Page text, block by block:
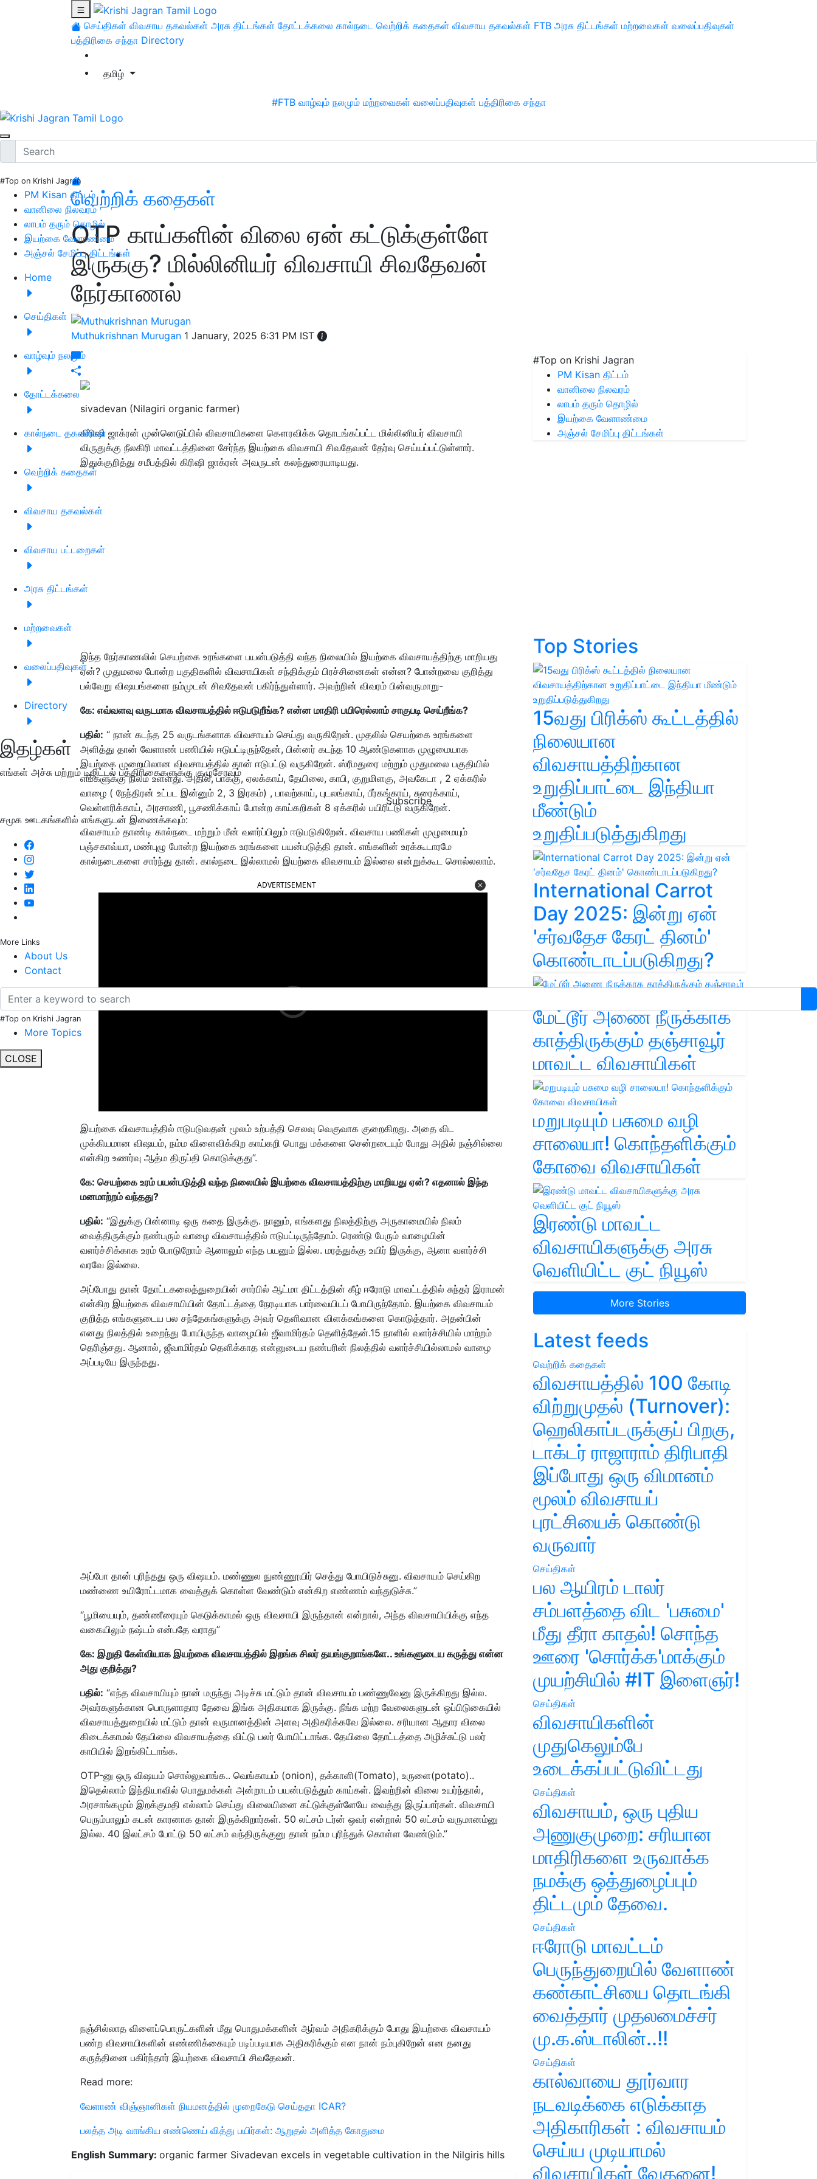
செய்திகள் விவசாய தகவல்கள் அரசு திட்டங்கள் தோட்டக்கலை கால்நடை வெற்றிக் கதைகள் விவசாய தகவல்கள் FTB அரசு திட்டங்கள் மற்றவைகள் வலைப்பதிவுகள்
பத்திரிகை சந்தா Directory
தமிழ்
#FTB வாழ்வும் நலமும் மற்றவைகள் வலைப்பதிவுகள் பத்திரிகை சந்தா
#Top on Krishi Jagran
PM Kisan திட்டம்
வானிலை நிலவரம்
லாபம் தரும் தொழில்
இயற்கை வேளாண்மை
அஞ்சல் சேமிப்பு திட்டங்கள்
Home
செய்திகள்
வாழ்வும் நலமும்
தோட்டக்கலை
கால்நடை தகவல்கள்
வெற்றிக் கதைகள்
விவசாய தகவல்கள்
விவசாய பட்டறைகள்
அரசு திட்டங்கள்
மற்றவைகள்
வலைப்பதிவுகள்
Directory
இதழ்கள்
எங்கள் அச்சு மற்றும் டிஜிட்டல் பத்திரிகைகளுக்கு குழுசேரவும்
Subscribe
சமூக ஊடகங்களில் எங்களுடன் இணைக்கவும்:
More Links
About Us
Contact
#Top on Krishi Jagran
More Topics
CLOSE
வெற்றிக் கதைகள்
OTP காய்களின் விலை ஏன் கட்டுக்குள்ளே
இருக்கு? மில்லினியர் விவசாயி சிவதேவன்
நேர்காணல்
Muthukrishnan Murugan 1 January, 2025 6:31 PM IST
sivadevan (Nilagiri organic farmer)
கிரிஷி ஜாக்ரன் முன்னெடுப்பில் விவசாயிகளை கௌரவிக்க தொடங்கப்பட்ட மில்லினியர் விவசாயி
விருதுக்கு நீலகிரி மாவட்டத்தினை சேர்ந்த இயற்கை விவசாயி சிவதேவன் தேர்வு செய்யப்பட்டுள்ளார்.
இதுக்குறித்து சமீபத்தில் கிரிஷி ஜாக்ரன் அவருடன் கலந்துரையாடியது.
இந்த நேர்காணலில் செயற்கை உரங்களை பயன்படுத்தி வந்த நிலையில் இயற்கை விவசாயத்திற்கு மாறியது
ஏன்? முதுமலை போன்ற பகுதிகளில் விவசாயிகள் சந்திக்கும் பிரச்சினைகள் என்ன? போன்றவை குறித்து
பல்வேறு விஷயங்களை நம்முடன் சிவதேவன் பகிர்ந்துள்ளார். அவற்றின் விவரம் பின்வருமாறு-
கே: எவ்வளவு வருடமாக விவசாயத்தில் ஈடுபடுறீங்க? என்ன மாதிரி பயிரெல்லாம் சாகுபடி செய்றீங்க?
பதில்: “ நான் கடந்த 25 வருடங்களாக விவசாயம் செய்து வருகிறேன். முதலில் செயற்கை உரங்களை
அளித்து தான் வேளாண் பணியில் ஈடுபட்டிருந்தேன், பின்னர் கடந்த 10 ஆண்டுகளாக முழுமையாக
இயற்கை முறையிலான விவசாயத்தில் தான் ஈடுபட்டு வருகிறேன். ஸ்ரீமதுரை மற்றும் முதுமலை பகுதியில்
எங்களுக்கு நிலம் உள்ளது. அதில், பாக்கு, ஏலக்காய், தேயிலை, காபி, குறுமிளகு, அவகேடா , 2 ஏக்கரில்
வாழை ( நேந்திரன் உட்பட இன்னும் 2, 3 இரகம்) , பாவற்காய், புடலங்காய், பீர்கங்காய், சுரைக்காய்,
வெள்ளரிக்காய், அரசாணி, பூசணிக்காய் போன்ற காய்கறிகள் 8 ஏக்கரில் பயிரிட்டு வருகிறேன்.
விவசாயம் தாண்டி கால்நடை மற்றும் மீன் வளர்ப்பிலும் ஈடுபடுகிறேன். விவசாய பணிகள் முழுமையும்
பஞ்சகாவ்யா, மண்புழு போன்ற இயற்கை உரங்களை பயன்படுத்தி தான். எங்களின் உரக்கூடாரமே
கால்நடைகளை சார்ந்து தான். கால்நடை இல்லாமல் இயற்கை விவசாயம் இல்லை என்றுக்கூட சொல்லலாம்.
ADVERTISEMENT
இயற்கை விவசாயத்தில் ஈடுபடுவதன் மூலம் உற்பத்தி செலவு வெகுவாக குறைகிறது. அதை விட
முக்கியமான விஷயம், நம்ம விளைவிக்கிற காய்கறி பொது மக்களை சென்றடையும் போது அதில் நஞ்சில்லை
என்கிற உணர்வு ஆத்ம திருப்தி கொடுக்குது”.
கே: செயற்கை உரம் பயன்படுத்தி வந்த நிலையில் இயற்கை விவசாயத்திற்கு மாறியது ஏன்? எதனால் இந்த
மனமாற்றம் வந்தது?
பதில்: “இதுக்கு பின்னாடி ஒரு கதை இருக்கு. நானும், எங்களது நிலத்திற்கு அருகாமையில் நிலம்
வைத்திருக்கும் நண்பரும் வாழை விவசாயத்தில் ஈடுபட்டிருந்தோம். ரெண்டு பேரும் வாழையின்
வளர்ச்சிக்காக உரம் போடுறோம் ஆனாலும் எந்த பயனும் இல்ல. மரத்துக்கு உயிர் இருக்கு, ஆனா வளர்ச்சி
வரவே இல்லை.
அப்போது தான் தோட்டகலைத்துறையின் சார்பில் ஆட்மா திட் டத்தின் கீழ் ஈரோடு மாவட்டத்தில் சுந்தர் இராமன்
என்கிற இயற்கை விவசாயியின் தோட்டத்தை நேரடியாக பார்வையிடப் போயிருந்தோம். இயற்கை விவசாயம்
குறித்த எங்களுடைய பல சந்தேகங்களுக்கு அவர் தெளிவான விளக்கங்களை கொடுத்தார். அதன்பின்
எனது நிலத்தில் உறைந்து போயிருந்த வாழையில் ஜீவாமிர்தம் தெளித்தேன்.15 நாளில் வளர்ச்சியில் மாற்றம்
தெரிஞ்சது. ஆனால், ஜீவாமிர்தம் தெளிக்காத என்னுடைய நண்பரின் நிலத்தில் வளர்ச்சியில்லாமல் வாழை
அப்படியே இருந்தது.
அப்போ தான் புரிந்தது ஒரு விஷயம். மண்ணுல நுண்ணூயிர் செத்து போயிடுச்சுனு. விவசாயம் செய்கிற
மண்ணை உயிரோட்டமாக வைத்துக் கொள்ள வேண்டும் என்கிற எண்ணம் வந்துடுச்சு.”
“பூமியையும், தண்ணீரையும் கெடுக்காமல் ஒரு விவசாயி இருந்தான் என்றால், அந்த விவசாயியிக்கு எந்த
வகையிலும் நஷ்டம் என்பதே வராது”
கே: இறுதி கேள்வியாக இயற்கை விவசாயத்தில் இறங்க சிலர் தயங்குறாங்களே.. உங்களுடைய கருத்து என்ன
அது குறித்து?
பதில்: “எந்த விவசாயியும் நான் மருந்து அடிச்சு மட்டும் தான் விவசாயம் பண்ணுவேனு இருக்கிறது இல்ல.
அவர்களுக்கான பொருளாதார தேவை இங்க அதிகமாக இருக்கு. நீங்க மற்ற வேலைகளுடன் ஒப்பிடுகையில்
விவசாயத்துறையில் மட்டும் தான் வருமானத்தின் அளவு அதிகரிக்கவே இல்லை. சரியான ஆதார விலை
கிடைக்காமல் தேயிலை விவசாயத்தை விட்டு பலர் போயிட்டாங்க. தேயிலை தோட்டத்தை அழிச்சுட்டு பலர்
காபியில் இறங்கிட்டாங்க.
OTP-னு ஒரு விஷயம் சொல்லுவாங்க.. வெங்காயம் (onion), தக்காளி(Tomato), உருளை(potato)..
இதெல்லாம் இந்தியாவில் பொதுமக்கள் அன்றாடம் பயன்படுத்தும் காய்கள். இவற்றின் விலை உயர்ந்தால்,
அரசாங்கமும் இறக்குமதி எல்லாம் செய்து விலையினை கட்டுக்குள்ளேயே வைத்து இருப்பார்கள். விவசாயி
பெரும்பாலும் கடன் காரனாக தான் இருக்கிறார்கள். 50 லட்சம் டர்ன் ஒவர் என்றால் 50 லட்சம் வருமானம்னு
இல்ல. 40 இலட்சம் போட்டு 50 லட்சம் வந்திருக்குனு தான் நம்ம புரிந்துக் கொள்ள வேண்டும்.”
நஞ்சில்லாத விளைப்பொருட்களின் மீது பொதுமக்களின் ஆர்வம் அதிகரிக்கும் போது இயற்கை விவசாயம்
பண்ற விவசாயிகளின் எண்ணிக்கையும் படிப்படியாக அதிகரிக்கும் என நான் நம்புகிறேன் என தனது
கருத்தினை பகிர்ந்தார் இயற்கை விவசாயி சிவதேவன்.
Read more:
வேளாண் விஞ்ஞானிகள் நியமனத்தில் முறைகேடு செய்ததா ICAR?
பலத்த அடி வாங்கிய எண்ணெய் வித்து பயிர்கள்: ஆறுதல் அளித்த கோதுமை
English Summary: organic farmer Sivadevan excels in vegetable cultivation in the Nilgiris hills
#Top on Krishi Jagran
PM Kisan திட்டம்
வானிலை நிலவரம்
லாபம் தரும் தொழில்
இயற்கை வேளாண்மை
அஞ்சல் சேமிப்பு திட்டங்கள்
Top Stories
15வது பிரிக்ஸ் கூட்டத்தில்
நிலையான
விவசாயத்திற்கான
உறுதிப்பாட்டை இந்தியா
மீண்டும்
உறுதிப்படுத்துகிறது
International Carrot
Day 2025: இன்று ஏன்
'சர்வதேச கேரட் தினம்'
கொண்டாடப்படுகிறது?
மேட்டூர் அணை நீருக்காக
காத்திருக்கும் தஞ்சாவூர்
மாவட்ட விவசாயிகள்
மறுபடியும் பசுமை வழி
சாலையா! கொந்தளிக்கும்
கோவை விவசாயிகள்
இரண்டு மாவட்ட
விவசாயிகளுக்கு அரசு
வெளியிட்ட குட் நியூஸ்
More Stories
Latest feeds
வெற்றிக் கதைகள்
விவசாயத்தில் 100 கோடி
விற்றுமுதல் (Turnover):
ஹெலிகாப்டருக்குப் பிறகு,
டாக்டர் ராஜாராம் திரிபாதி
இப்போது ஒரு விமானம்
மூலம் விவசாயப்
புரட்சியைக் கொண்டு
வருவார்
செய்திகள்
பல ஆயிரம் டாலர்
சம்பளத்தை விட 'பசுமை'
மீது தீரா காதல்! சொந்த
ஊரை 'சொர்க்க'மாக்கும்
முயற்சியில் #IT இளைஞர்!
செய்திகள்
விவசாயிகளின்
முதுகெலும்பே
உடைக்கப்பட்டுவிட்டது
செய்திகள்
விவசாயம், ஒரு புதிய
அணுகுமுறை: சரியான
மாதிரிகளை உருவாக்க
நமக்கு ஒத்துழைப்பும்
திட்டமும் தேவை.
செய்திகள்
ஈரோடு மாவட்டம்
பெருந்துறையில் வேளாண்
கண்காட்சியை தொடங்கி
வைத்தார் முதலமைச்சர்
மு.க.ஸ்டாலின்..!!
செய்திகள்
கால்வாயை தூர்வார
நடவடிக்கை எடுக்காத
அதிகாரிகள் : விவசாயம்
செய்ய முடியாமல்
விவசாயிகள் வேதனை!